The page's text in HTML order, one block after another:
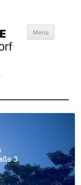
Menü Springe
Inhalt